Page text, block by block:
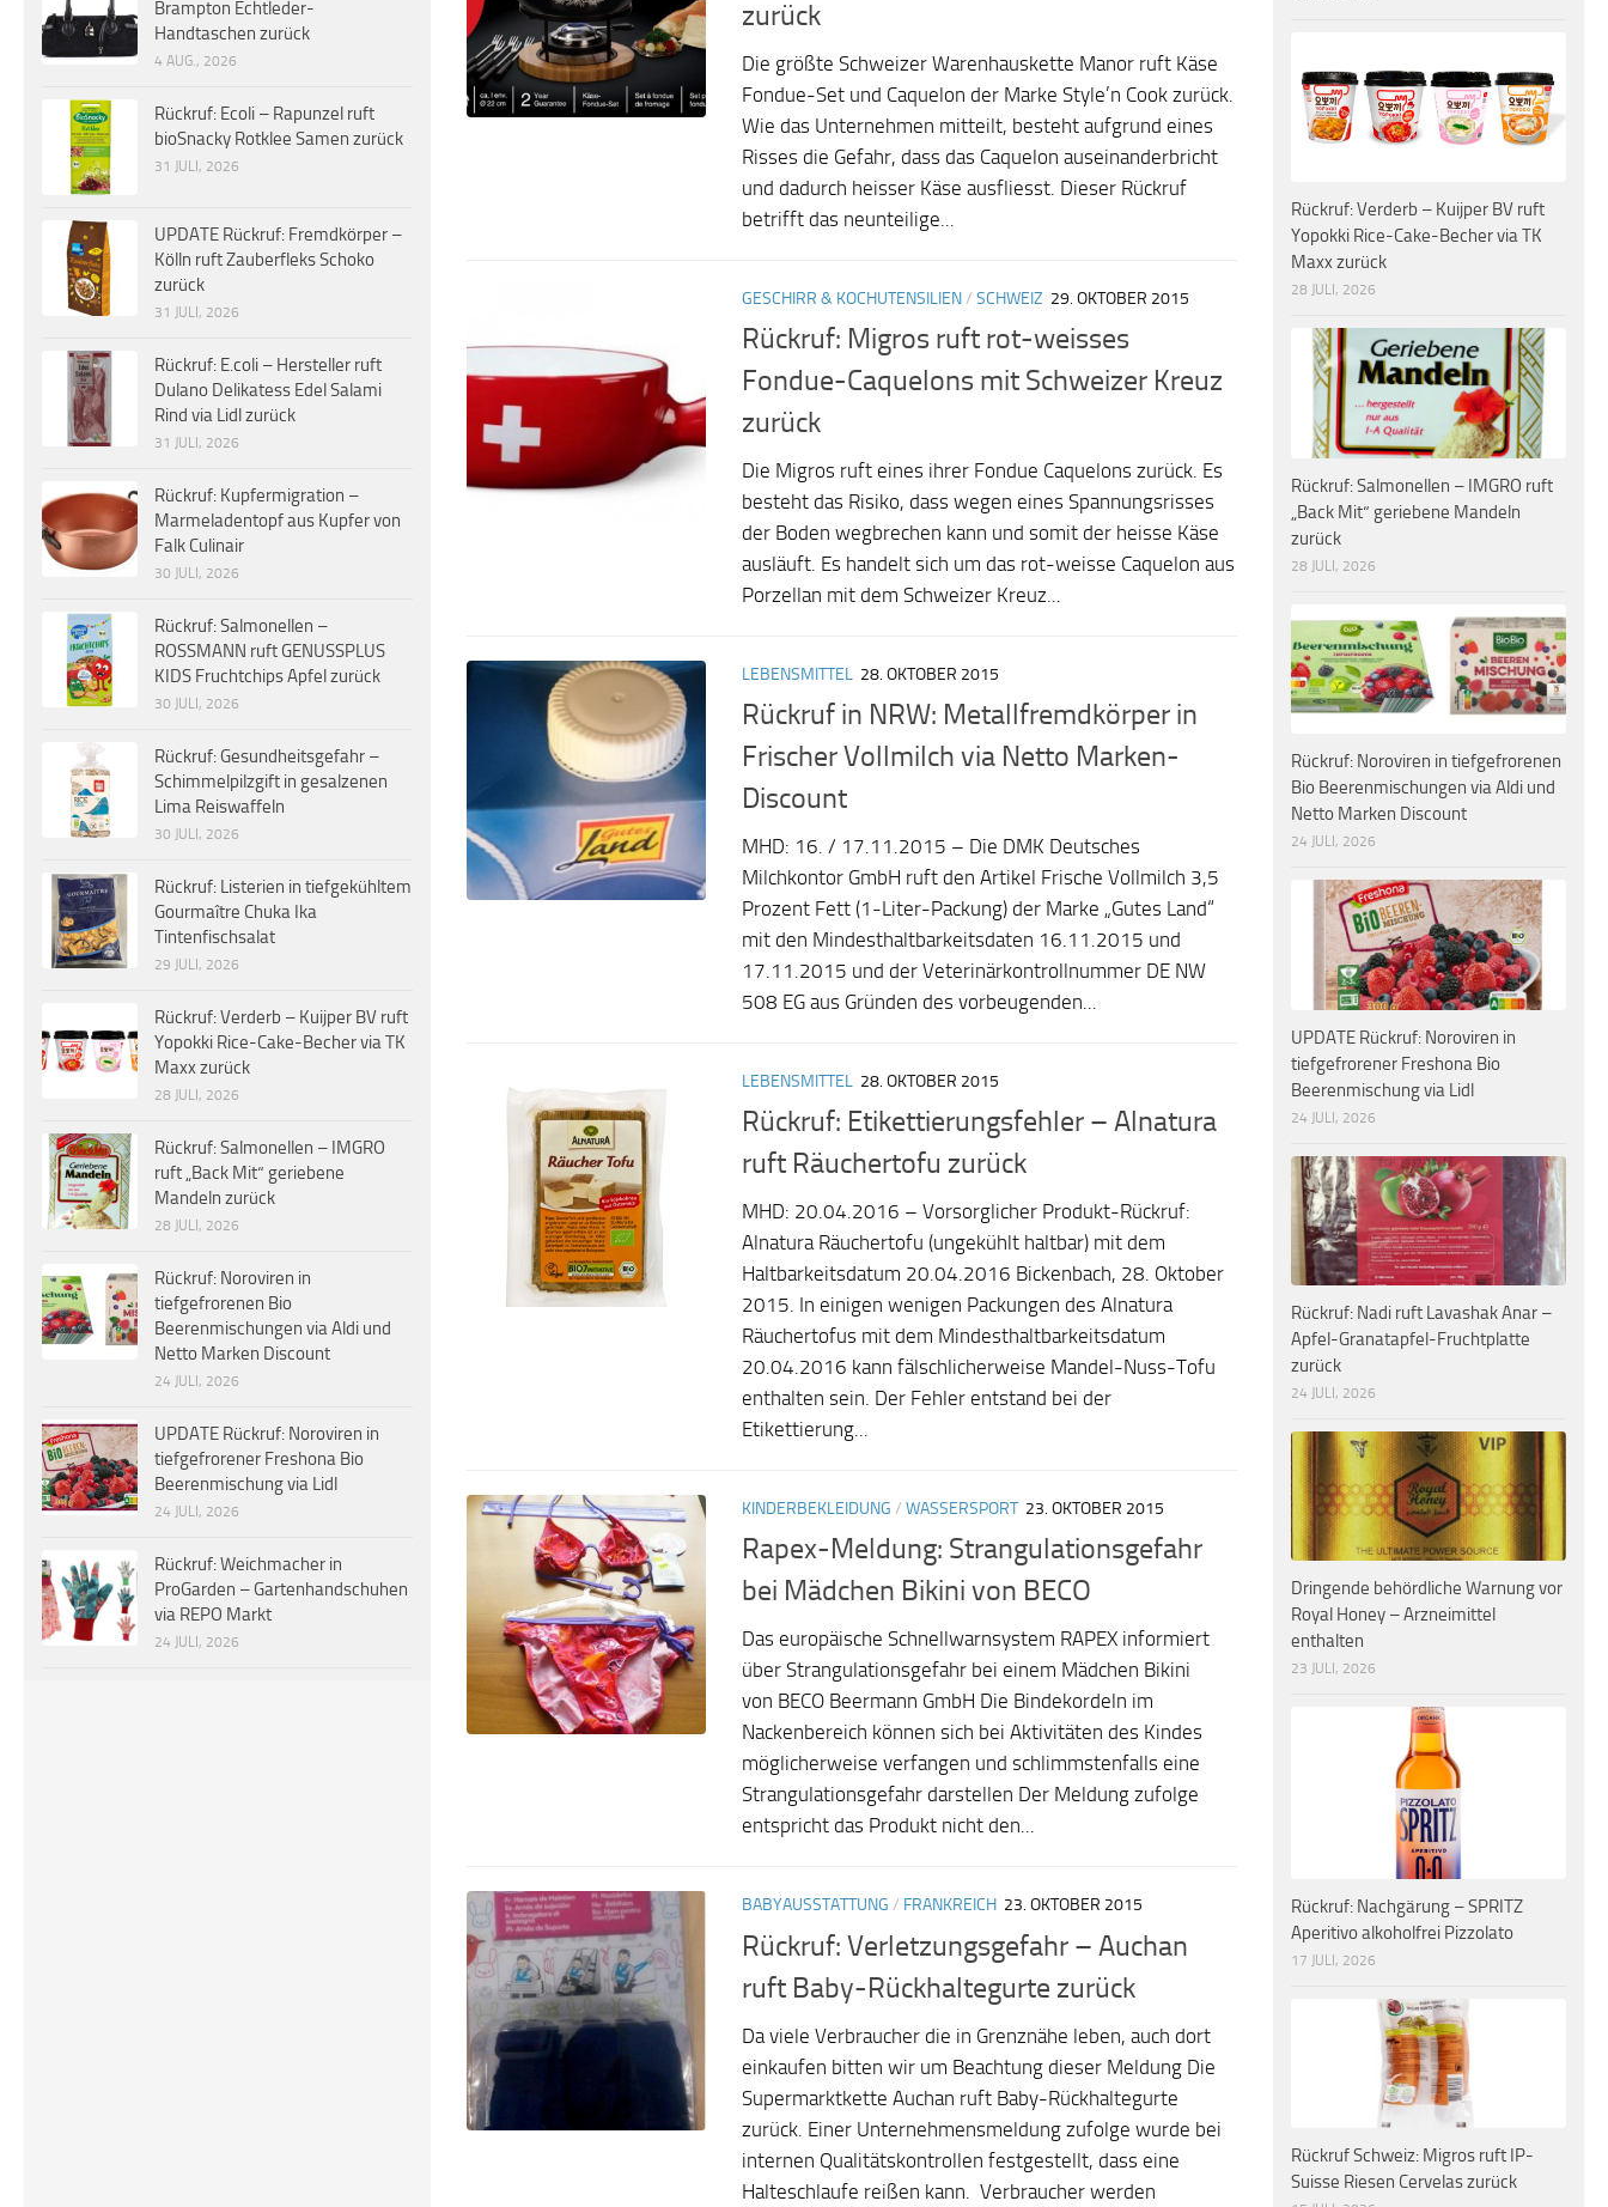
zurück
Die größte Schweizer Warenhauskette Manor ruft Käse
Fondue-Set und Caquelon der Marke Style’n Cook zurück.
Wie das Unternehmen mitteilt, besteht aufgrund eines
Risses die Gefahr, dass das Caquelon auseinanderbricht
und dadurch heisser Käse ausfliesst. Dieser Rückruf
betrifft das neunteilige...
GESCHIRR & KOCHUTENSILIEN/ SCHWEIZ 29. OKTOBER 2015
Rückruf: Migros ruft rot-weisses
Fondue-Caquelons mit Schweizer Kreuz
zurück
Die Migros ruft eines ihrer Fondue Caquelons zurück. Es
besteht das Risiko, dass wegen eines Spannungsrisses
der Boden wegbrechen kann und somit der heisse Käse
ausläuft. Es handelt sich um das rot-weisse Caquelon aus
Porzellan mit dem Schweizer Kreuz...
LEBENSMITTEL 28. OKTOBER 2015
Rückruf in NRW: Metallfremdkörper in
Frischer Vollmilch via Netto Marken-
Discount
MHD: 16. / 17.11.2015 – Die DMK Deutsches
Milchkontor GmbH ruft den Artikel Frische Vollmilch 3,5
Prozent Fett (1-Liter-Packung) der Marke „Gutes Land“
mit den Mindesthaltbarkeitsdaten 16.11.2015 und
17.11.2015 und der Veterinärkontrollnummer DE NW
508 EG aus Gründen des vorbeugenden...
LEBENSMITTEL 28. OKTOBER 2015
Rückruf: Etikettierungsfehler – Alnatura
ruft Räuchertofu zurück
MHD: 20.04.2016 – Vorsorglicher Produkt-Rückruf:
Alnatura Räuchertofu (ungekühlt haltbar) mit dem
Haltbarkeitsdatum 20.04.2016 Bickenbach, 28. Oktober
2015. In einigen wenigen Packungen des Alnatura
Räucher­tofus mit dem Mindesthaltbarkeitsdatum
20.04.2016 kann fälschlicher­weise Mandel-Nuss-Tofu
enthalten sein. Der Fehler entstand bei der
Etikettierung...
KINDERBEKLEIDUNG / WASSERSPORT 23. OKTOBER 2015
Rapex-Meldung: Strangulationsgefahr
bei Mädchen Bikini von BECO
Das europäische Schnellwarnsystem RAPEX informiert
über Strangulationsgefahr bei einem Mädchen Bikini
von BECO Beermann GmbH Die Bindekordeln im
Nackenbereich können sich bei Aktivitäten des Kindes
möglicherweise verfangen und schlimmstenfalls eine
Strangulationsgefahr darstellen Der Meldung zufolge
entspricht das Produkt nicht den...
BABYAUSSTATTUNG / FRANKREICH 23. OKTOBER 2015
Rückruf: Verletzungsgefahr – Auchan
ruft Baby-Rückhaltegurte zurück
Da viele Verbraucher die in Grenznähe leben, auch dort
einkaufen bitten wir um Beachtung dieser Meldung Die
Supermarktkette Auchan ruft Baby-Rückhaltegurte
zurück. Einer Unternehmensmeldung zufolge wurde bei
internen Qualitätskontrollen festgestellt, dass eine
Halteschlaufe reißen kann. Verbraucher werden
Brampton Echtleder-
Handtaschen zurück
4 AUG., 2026
Rückruf: Ecoli – Rapunzel ruft
bioSnacky Rotklee Samen zurück
31 JULI, 2026
UPDATE Rückruf: Fremdkörper –
Kölln ruft Zauberfleks Schoko
zurück
31 JULI, 2026
Rückruf: E.coli – Hersteller ruft
Dulano Delikatess Edel Salami
Rind via Lidl zurück
31 JULI, 2026
Rückruf: Kupfermigration –
Marmeladentopf aus Kupfer von
Falk Culinair
30 JULI, 2026
Rückruf: Salmonellen –
ROSSMANN ruft GENUSSPLUS
KIDS Fruchtchips Apfel zurück
30 JULI, 2026
Rückruf: Gesundheitsgefahr –
Schimmelpilzgift in gesalzenen
Lima Reiswaffeln
30 JULI, 2026
Rückruf: Listerien in tiefgekühltem
Gourmaître Chuka Ika
Tintenfischsalat
29 JULI, 2026
Rückruf: Verderb – Kuijper BV ruft
Yopokki Rice-Cake-Becher via TK
Maxx zurück
28 JULI, 2026
Rückruf: Salmonellen – IMGRO
ruft „Back Mit“ geriebene
Mandeln zurück
28 JULI, 2026
Rückruf: Noroviren in
tiefgefrorenen Bio
Beerenmischungen via Aldi und
Netto Marken Discount
24 JULI, 2026
UPDATE Rückruf: Noroviren in
tiefgefrorener Freshona Bio
Beerenmischung via Lidl
24 JULI, 2026
Rückruf: Weichmacher in
ProGarden – Gartenhandschuhen
via REPO Markt
24 JULI, 2026
Rückruf: Verderb – Kuijper BV ruft
Yopokki Rice-Cake-Becher via TK
Maxx zurück
28 JULI, 2026
Rückruf: Salmonellen – IMGRO ruft
„Back Mit“ geriebene Mandeln
zurück
28 JULI, 2026
Rückruf: Noroviren in tiefgefrorenen
Bio Beerenmischungen via Aldi und
Netto Marken Discount
24 JULI, 2026
UPDATE Rückruf: Noroviren in
tiefgefrorener Freshona Bio
Beerenmischung via Lidl
24 JULI, 2026
Rückruf: Nadi ruft Lavashak Anar –
Apfel-Granatapfel-Fruchtplatte
zurück
24 JULI, 2026
Dringende behördliche Warnung vor
Royal Honey – Arzneimittel
enthalten
23 JULI, 2026
Rückruf: Nachgärung – SPRITZ
Aperitivo alkoholfrei Pizzolato
17 JULI, 2026
Rückruf Schweiz: Migros ruft IP-
Suisse Riesen Cervelas zurück